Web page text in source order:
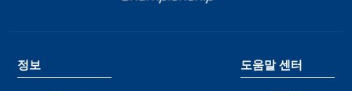
정보 도움말 센터